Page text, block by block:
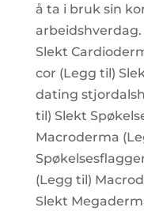
å ta i bruk sin
Slekt
cor (Legg til)
dating
til) Slekt
Macroderma
(Legg til)
Slekt